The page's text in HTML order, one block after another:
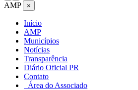
AMP ×
Início
AMP
Municípios
Notícias
Transparência
Diário Oficial PR
Contato
Área do Associado